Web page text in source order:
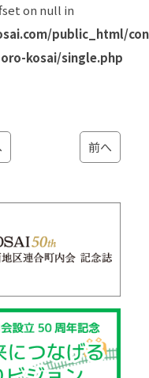
on null in
public_html/
kosai/single.php
前へ